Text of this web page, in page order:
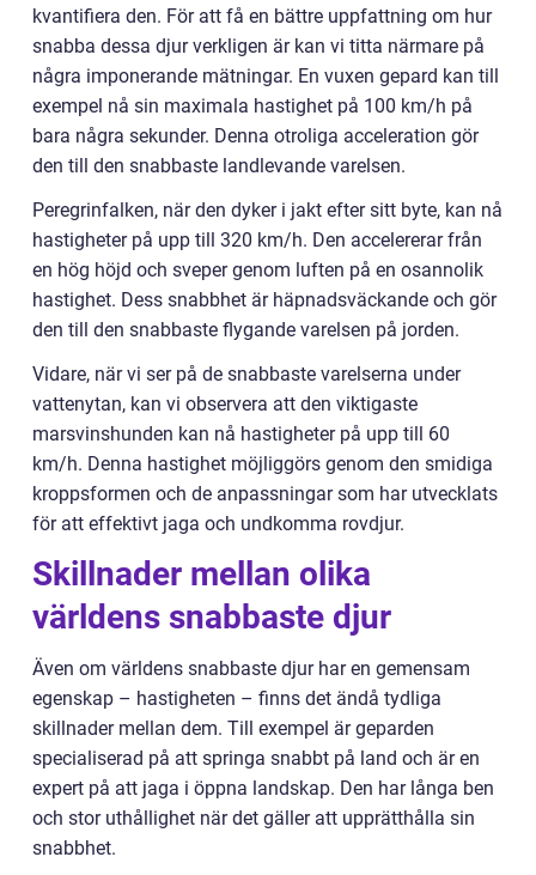
kvantifiera den. För att få en bättre uppfattning om hur
snabba dessa djur verkligen är kan vi titta närmare på
några imponerande mätningar. En vuxen gepard kan till
exempel nå sin maximala hastighet på 100 km/h på
bara några sekunder. Denna otroliga acceleration gör
den till den snabbaste landlevande varelsen.
Peregrinfalken, när den dyker i jakt efter sitt byte, kan nå
hastigheter på upp till 320 km/h. Den accelererar från
en hög höjd och sveper genom luften på en osannolik
hastighet. Dess snabbhet är häpnadsväckande och gör
den till den snabbaste flygande varelsen på jorden.
Vidare, när vi ser på de snabbaste varelserna under
vattenytan, kan vi observera att den viktigaste
marsvinshunden kan nå hastigheter på upp till 60
km/h. Denna hastighet möjliggörs genom den smidiga
kroppsformen och de anpassningar som har utvecklats
för att effektivt jaga och undkomma rovdjur.
Skillnader mellan olika
världens snabbaste djur
Även om världens snabbaste djur har en gemensam
egenskap – hastigheten – finns det ändå tydliga
skillnader mellan dem. Till exempel är geparden
specialiserad på att springa snabbt på land och är en
expert på att jaga i öppna landskap. Den har långa ben
och stor uthållighet när det gäller att upprätthålla sin
snabbhet.